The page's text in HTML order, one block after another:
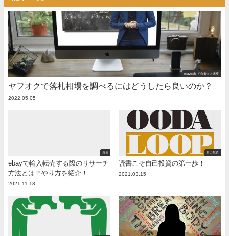
ebay輸出 初心者向け講座
ヤフオクで落札相場を調べるにはどうしたら良いのか？
2022.05.05
お金
ebayで輸入転売する際のリサーチ
方法とは？やり方を紹介！
2021.11.18
自己投資
読書こそ自己投資の第一歩！
2021.03.15